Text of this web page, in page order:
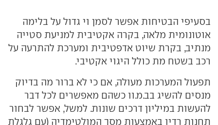
בסעיפי הבטיחות אפשר לסמן וי גדול על בלימה
אוטונומית מלאה, בקרה אקטיבית למניעת סטייה
מנתיב, בקרת שיוט אדפטיבית ומערכת להתרעה על
רכב בשטח מת כולל היגוי אקטיבי.
תפעול המערכות מעולה, אם כי לא ברור מה בדיוק
מנסים להשיג בב.מ.וו כשהם מאפשרים לכל דבר
להעשות במיליון דרכים שונות. למשל, אפשר לבחור
תחנות רדיו באמצעות מסך המולטימדיה (עם גלגלת